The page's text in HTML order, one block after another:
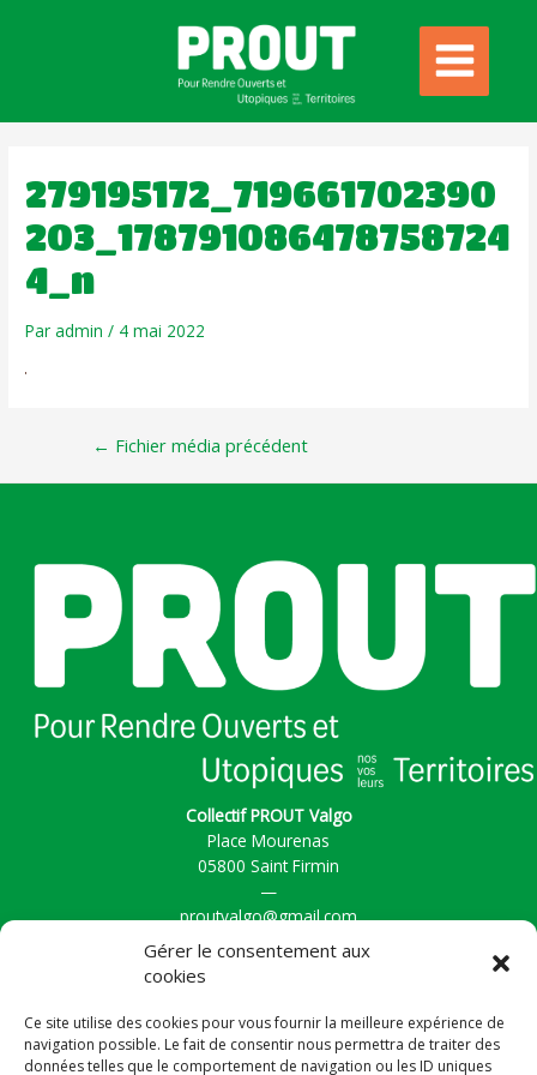
Gérer le consentement aux
cookies
Ce site utilise des cookies pour vous fournir la meilleure expérience de
navigation possible. Le fait de consentir nous permettra de traiter des
données telles que le comportement de navigation ou les ID uniques
279195172_719661702390
203_178791086478758724
4_n
Paradmin/ 4 mai 2022
← Fichier média précédent
Collectif PROUT Valgo
Place Mourenas
05800 Saint Firmin
—
proutvalgo@gmail.com
Actualités
La Vallée